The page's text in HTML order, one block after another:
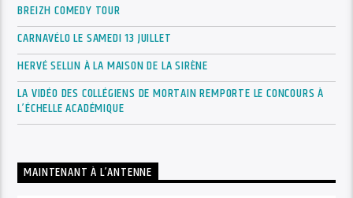
BREIZH COMEDY TOUR
CARNAVÉLO LE SAMEDI 13 JUILLET
HERVÉ SELLIN À LA MAISON DE LA SIRÈNE
LA VIDÉO DES COLLÉGIENS DE MORTAIN REMPORTE LE CONCOURS À
L’ÉCHELLE ACADÉMIQUE
MAINTENANT À L’ANTENNE